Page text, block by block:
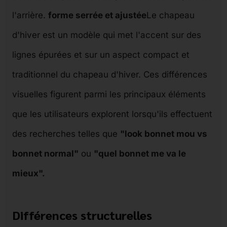
l'arrière. forme serrée et ajustéeLe chapeau
d'hiver est un modèle qui met l'accent sur des
lignes épurées et sur un aspect compact et
traditionnel du chapeau d'hiver. Ces différences
visuelles figurent parmi les principaux éléments
que les utilisateurs explorent lorsqu'ils effectuent
des recherches telles que "look bonnet mou vs
bonnet normal" ou "quel bonnet me va le
mieux".
Différences structurelles